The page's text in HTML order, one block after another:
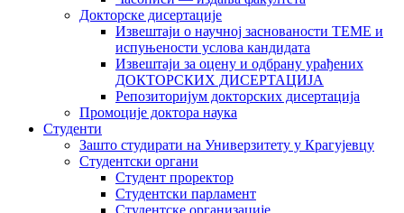
Докторске дисертације
Извештаји о научној заснованости ТЕМЕ и
испуњености услова кандидата
Извештаји за оцену и одбрану урађених
ДОКТОРСКИХ ДИСЕРТАЦИЈА
Репозиторијум докторских дисертација
Промоције доктора наука
Студенти
Зашто студирати на Универзитету у Крагујевцу
Студентски органи
Студент проректор
Студентски парламент
Студентске организације